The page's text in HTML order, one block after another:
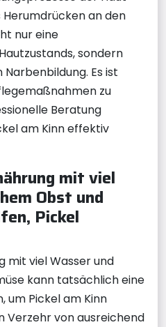
an den
nur eine
sondern
Es ist
zu
Beratung
am Kinn effektiv
mit viel
Obst und
Pickel
mit viel Wasser und
kann tatsächlich eine
um Pickel am Kinn
Verzehr von ausreichend